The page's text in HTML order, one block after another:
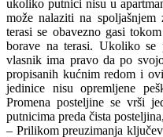
ukoliko putnici nisu u
može nalaziti na
terasi se obavezno gasi
borave na terasi. Ukoliko se
vlasnik ima pravo da po
propisanih kućnim redom i
jedinice nisu opremljene
Promena posteljine se vrši
putnicima preda čista
– Prilikom preuzimanja